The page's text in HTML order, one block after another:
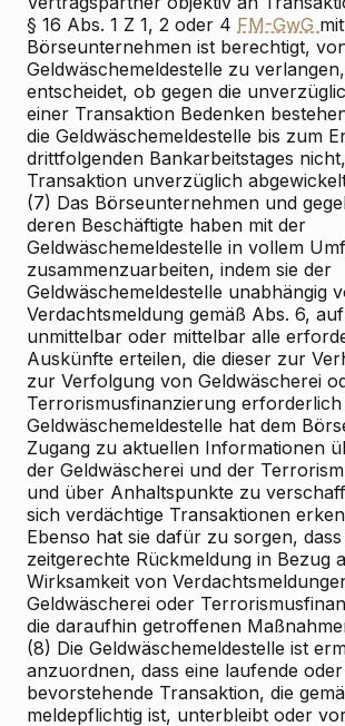
§ 16 Abs. 1 Z 1, 2 oder 4 FM-GwG
Börseunternehmen ist berechtigt,
Geldwäschemeldestelle zu
entscheidet, ob gegen die
einer Transaktion Bedenken
die Geldwäschemeldestelle bis zum
drittfolgenden Bankarbeitstages
Transaktion unverzüglich
(7) Das Börseunternehmen und
deren Beschäftigte haben mit der
Geldwäschemeldestelle in vollem
zusammenzuarbeiten, indem sie der
Geldwäschemeldestelle unabhängig
Verdachtsmeldung gemäß Abs. 6,
unmittelbar oder mittelbar alle
Auskünfte erteilen, die dieser zur
zur Verfolgung von Geldwäscherei
Terrorismusfinanzierung erforderlich
Geldwäschemeldestelle hat dem
Zugang zu aktuellen Informationen
der Geldwäscherei und der
und über Anhaltspunkte zu
sich verdächtige Transaktionen
Ebenso hat sie dafür zu sorgen, dass
zeitgerechte Rückmeldung in Bezug
Wirksamkeit von
Geldwäscherei oder
die daraufhin getroffenen
(8) Die Geldwäschemeldestelle ist
anzuordnen, dass eine laufende oder
bevorstehende Transaktion, die
meldepflichtig ist, unterbleibt oder